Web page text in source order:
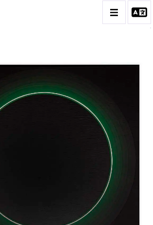
GARCIA ROSSI
DES OEUVRES